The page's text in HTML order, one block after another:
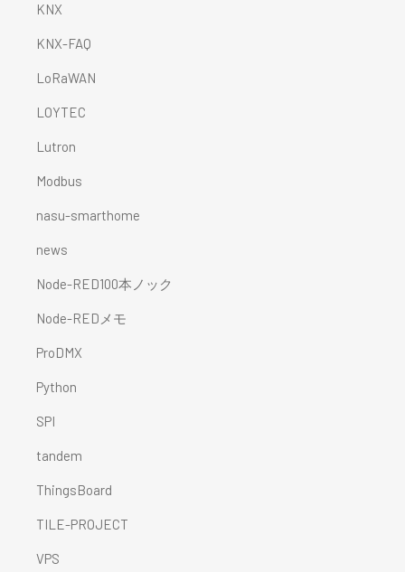
KNX
KNX-FAQ
LoRaWAN
LOYTEC
Lutron
Modbus
nasu-smarthome
news
Node-RED100本ノック
Node-REDメモ
ProDMX
Python
SPI
tandem
ThingsBoard
TILE-PROJECT
VPS